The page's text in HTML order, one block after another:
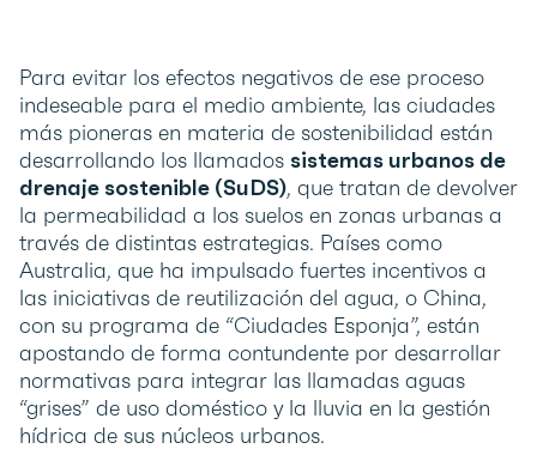
Para evitar los efectos negativos de ese proceso
indeseable para el medio ambiente, las ciudades
más pioneras en materia de sostenibilidad están
desarrollando los llamados sistemas urbanos de
drenaje sostenible (SuDS), que tratan de devolver
la permeabilidad a los suelos en zonas urbanas a
través de distintas estrategias. Países como
Australia, que ha impulsado fuertes incentivos a
las iniciativas de reutilización del agua, o China,
con su programa de “Ciudades Esponja”, están
apostando de forma contundente por desarrollar
normativas para integrar las llamadas aguas
“grises” de uso doméstico y la lluvia en la gestión
hídrica de sus núcleos urbanos.